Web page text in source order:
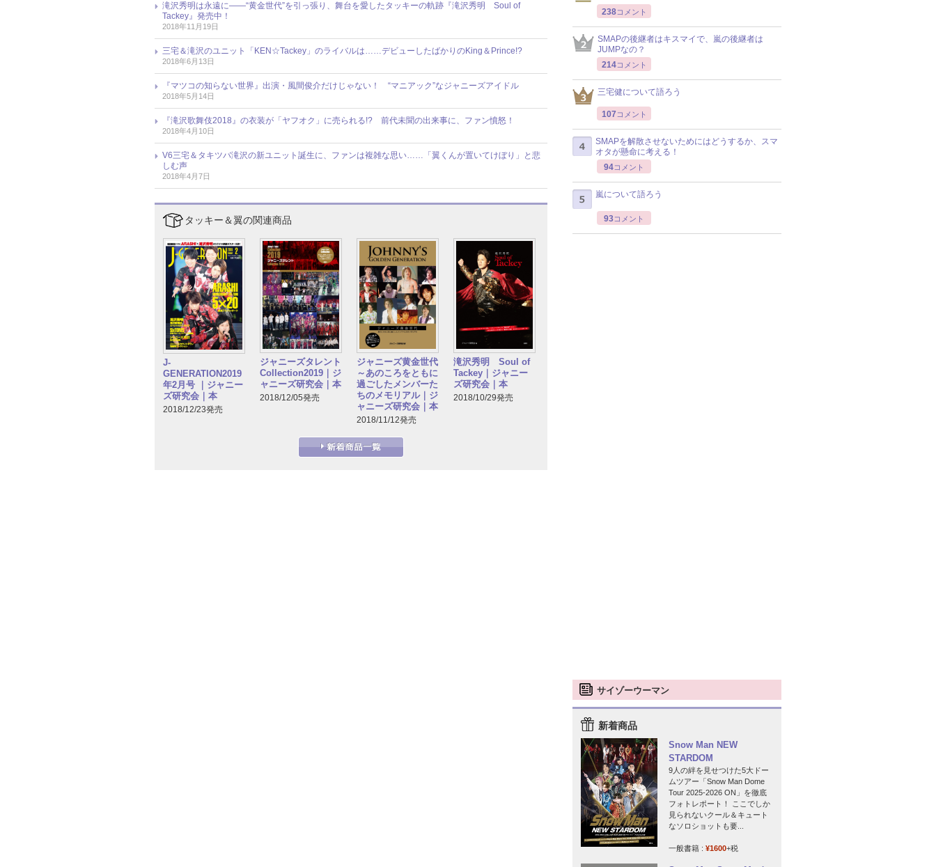
滝沢秀明は永遠に――“黄金世代”を引っ張り、舞台を愛したタッキーの軌跡『滝沢秀明 Soul of
Tackey』発売中！
2018年11月19日
三宅＆滝沢のユニット「KEN☆Tackey」のライバルは……デビューしたばかりのKing＆Prince!?
2018年6月13日
『マツコの知らない世界』出演・風間俊介だけじゃない！ “マニアック”なジャニーズアイドル
2018年5月14日
『滝沢歌舞伎2018』の衣装が「ヤフオク」に売られる!? 前代未聞の出来事に、ファン憤怒！
2018年4月10日
V6三宅＆タキツバ滝沢の新ユニット誕生に、ファンは複雑な思い……「翼くんが置いてけぼり」と悲
しむ声
2018年4月7日
タッキー＆翼の関連商品
J-
GENERATION2019
年2月号 ｜ジャニー
ズ研究会｜本
2018/12/23発売
ジャニーズタレント
Collection2019｜ジ
ャニーズ研究会｜本
2018/12/05発売
ジャニーズ黄金世代
～あのころをともに
過ごしたメンバーた
ちのメモリアル｜ジ
ャニーズ研究会｜本
2018/11/12発売
滝沢秀明 Soul of
Tackey｜ジャニー
ズ研究会｜本
2018/10/29発売
238コメント
SMAPの後継者はキスマイで、嵐の後継者は
JUMPなの？
214コメント
三宅健について語ろう
107 コメント
SMAPを解散させないためにはどうするか、スマ
オタが懸命に考える！
94コメント
嵐について語ろう
93コメント
サイゾーウーマン
新着商品
Snow Man NEW
STARDOM
9人の絆を見せつけた5大ドー
ムツアー「Snow Man Dome
Tour 2025-2026 ON」を徹底
フォトレポート！ ここでしか
見られないクール＆キュート
なソロショットも要...
一般書籍 : ¥1600+税